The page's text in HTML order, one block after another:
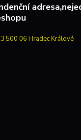
500 06 Hradec Králové